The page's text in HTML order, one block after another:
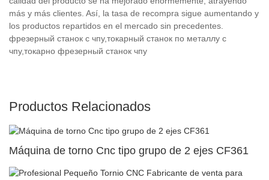
más y más clientes. Así, la tasa de recompra sigue aumentando y
los productos repartidos en el mercado sin precedentes.
фрезерный станок с чпу,токарный станок по металлу с
чпу,токарно фрезерный станок чпу
Productos Relacionados
Máquina de torno Cnc tipo grupo de 2 ejes CF361